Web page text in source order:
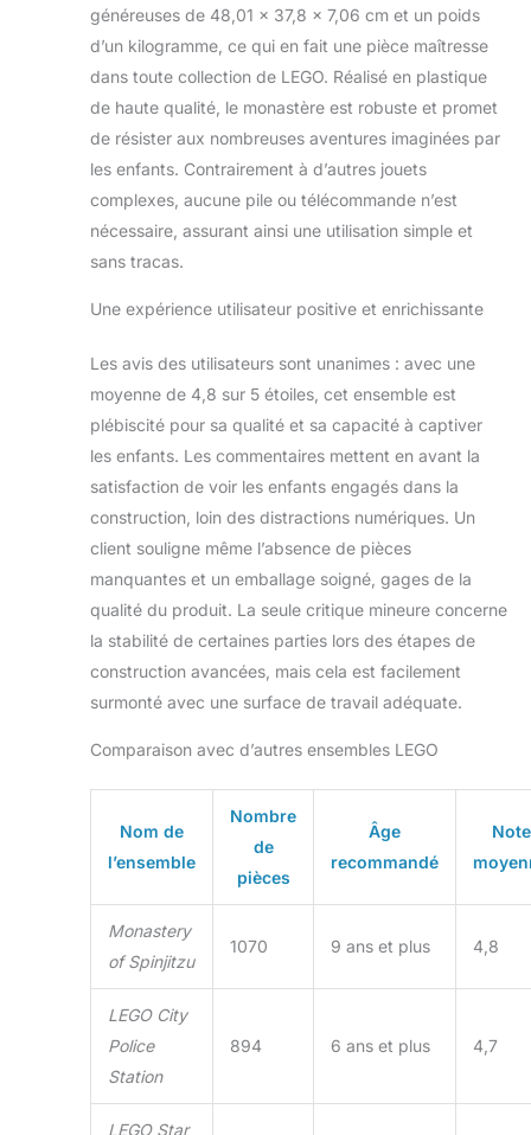
généreuses de 48,01 x 37,8 x 7,06 cm et un poids
d’un kilogramme, ce qui en fait une pièce maîtresse
dans toute collection de LEGO. Réalisé en plastique
de haute qualité, le monastère est robuste et promet
de résister aux nombreuses aventures imaginées par
les enfants. Contrairement à d’autres jouets
complexes, aucune pile ou télécommande n’est
nécessaire, assurant ainsi une utilisation simple et
sans tracas.
Une expérience utilisateur positive et enrichissante
Les avis des utilisateurs sont unanimes : avec une
moyenne de 4,8 sur 5 étoiles, cet ensemble est
plébiscité pour sa qualité et sa capacité à captiver
les enfants. Les commentaires mettent en avant la
satisfaction de voir les enfants engagés dans la
construction, loin des distractions numériques. Un
client souligne même l’absence de pièces
manquantes et un emballage soigné, gages de la
qualité du produit. La seule critique mineure concerne
la stabilité de certaines parties lors des étapes de
construction avancées, mais cela est facilement
surmonté avec une surface de travail adéquate.
Comparaison avec d’autres ensembles LEGO
Nom de
l’ensemble
Nombre
de
pièces
Âge
recommandé
Note
Monastery
of Spinjitzu
1070 9 ans et plus 4,8
LEGO City
Police
Station
894 6 ans et plus 4,7
LEGO Star